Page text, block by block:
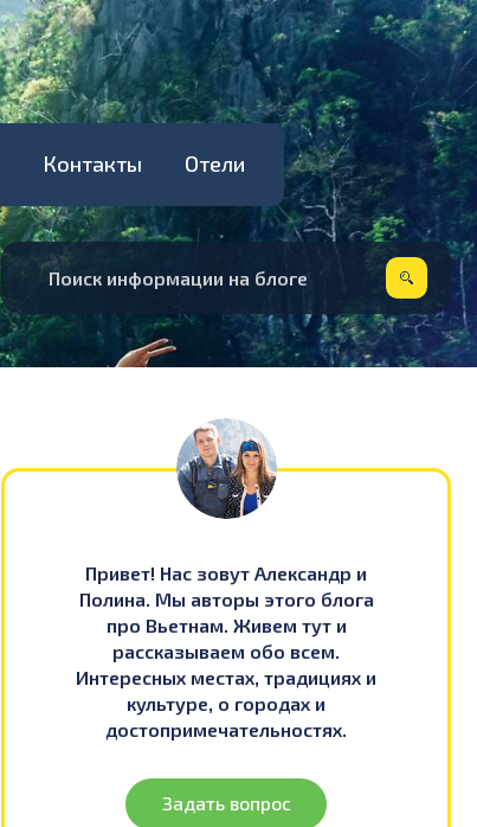
Контакты Отели
Привет! Нас зовут Александр и
Полина. Мы авторы этого блога
про Вьетнам. Живем тут и
рассказываем обо всем.
Интересных местах, традициях и
культуре, о городах и
достопримечательностях.
Задать вопрос